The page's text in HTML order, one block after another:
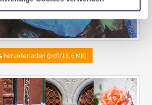
herunterladen (pdf/18,6 MB)